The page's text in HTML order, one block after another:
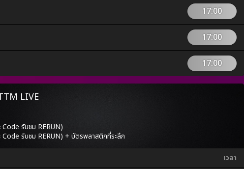
17:00
17:00
17:00
LIVE
รับชม RERUN)
รับชม RERUN) + บัตรพลาสติกที่ระลึก
เวลา